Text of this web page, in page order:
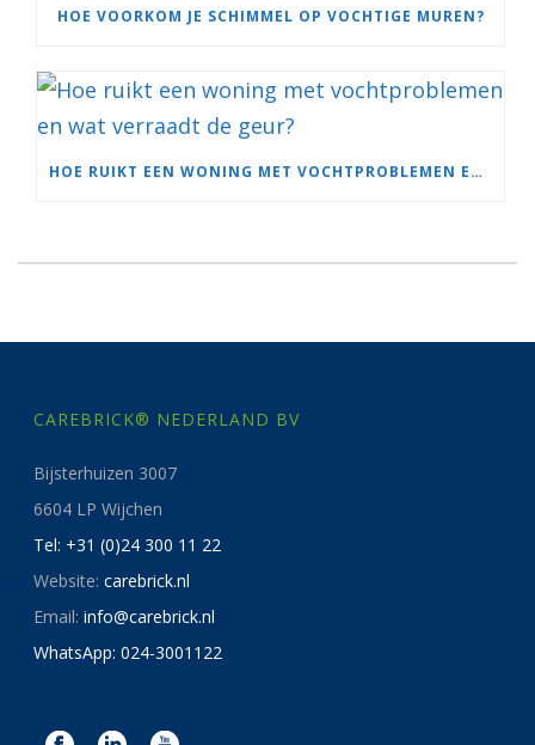
HOE VOORKOM JE SCHIMMEL OP VOCHTIGE MUREN?
HOE RUIKT EEN WONING MET VOCHTPROBLEMEN EN WAT VERRAADT DE GEUR?
CAREBRICK® NEDERLAND BV
Bijsterhuizen 3007
6604 LP Wijchen
Tel: +31 (0)24 300 11 22
Website:carebrick.nl
Email:info@carebrick.nl
WhatsApp: 024-3001122